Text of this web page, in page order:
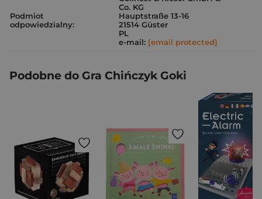
Podmiot
odpowiedzialny:
Co. KG
Hauptstraße 13-16
21514 Güster
PL
e-mail: [email protected]
Podobne do Gra Chińczyk Goki